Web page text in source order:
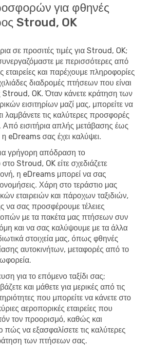
για φθηνές
Stroud, OK
σε προσιτές τιμές για Stroud, OK;
με περισσότερες από
εταιρείες και παρέχουμε πληροφορίες
διαδρομές πτήσεων που είναι
Stroud, OK. Όταν κάνετε κράτηση των
εισιτηρίων μαζί μας, μπορείτε να
λαμβάνετε τις καλύτερες προσφορές
Από εισιτήρια απλής μετάβασης έως
eDreams σας έχει καλύψει.
γρήγορη απόδραση το
Stroud, OK είτε σχεδιάζετε
η eDreams μπορεί να σας
Χάρη στο τεράστιο μας
εταιρειών και πάροχων ταξιδιών,
να σας προσφέρουμε τέλειες
με τα πακέτα μας πτήσεων συν
και να σας καλύψουμε με τα άλλα
στοιχεία μας, όπως φθηνές
αυτοκινήτων, μεταφορές από το
για το επόμενο ταξίδι σας;
και μάθετε για μερικές από τις
που μπορείτε να κάνετε στο
αεροπορικές εταιρείες που
τον προορισμό, καθώς και
πώς να εξασφαλίσετε τις καλύτερες
των πτήσεων σας.